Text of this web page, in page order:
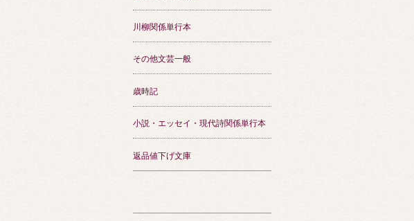
川柳関係単行本
その他文芸一般
歳時記
小説・エッセイ・現代詩関係単行本
返品値下げ文庫